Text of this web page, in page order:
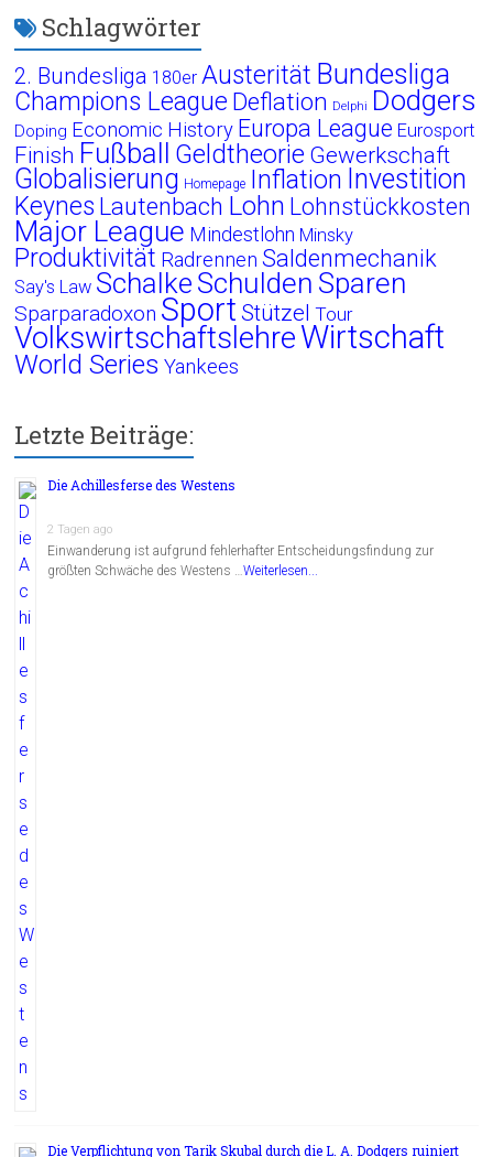
Schlagwörter
2. Bundesliga 180er Austerität Bundesliga
Champions League Deflation Delphi Dodgers
Doping Economic History Europa League Eurosport
Finish Fußball Geldtheorie Gewerkschaft
Globalisierung Homepage Inflation Investition
Keynes Lautenbach Lohn Lohnstückkosten
Major League Mindestlohn Minsky
Produktivität Radrennen Saldenmechanik
Say's Law Schalke Schulden Sparen
Sparparadoxon Sport Stützel Tour
VolkswirtschaftslehreWirtschaft
World Series Yankees
Letzte Beiträge:
Die Achillesferse des Westens
2 Tagen ago
Einwanderung ist aufgrund fehlerhafter Entscheidungsfindung zur
größten Schwäche des Westens …Weiterlesen...
Die Verpflichtung von Tarik Skubal durch die L. A. Dodgers ruiniert